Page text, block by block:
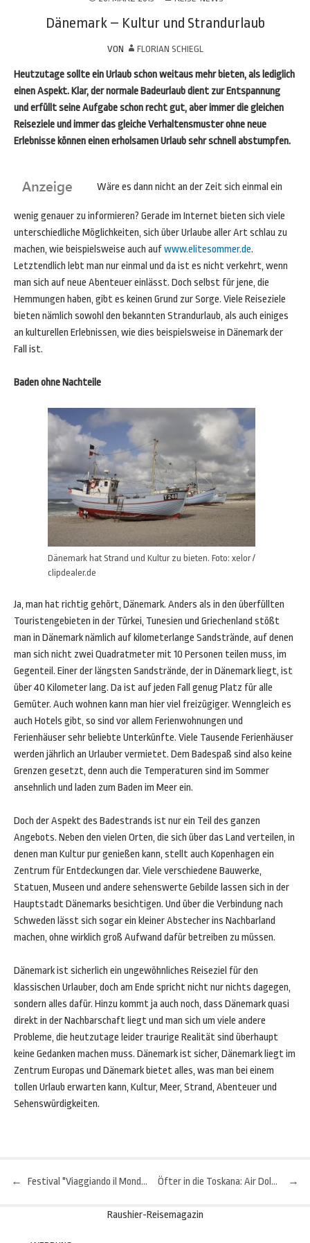
Dänemark – Kultur und Strandurlaub
VON FLORIAN SCHIEGL
Heutzutage sollte ein Urlaub schon weitaus mehr bieten, als lediglich
einen Aspekt. Klar, der normale Badeurlaub dient zur Entspannung
und erfüllt seine Aufgabe schon recht gut, aber immer die gleichen
Reiseziele und immer das gleiche Verhaltensmuster ohne neue
Erlebnisse können einen erholsamen Urlaub sehr schnell abstumpfen.
Wäre es dann nicht an der Zeit sich einmal ein
wenig genauer zu informieren? Gerade im Internet bieten sich viele
unterschiedliche Möglichkeiten, sich über Urlaube aller Art schlau zu
machen, wie beispielsweise auch aufwww.elitesommer.de.
Letztendlich lebt man nur einmal und da ist es nicht verkehrt, wenn
man sich auf neue Abenteuer einlässt. Doch selbst für jene, die
Hemmungen haben, gibt es keinen Grund zur Sorge. Viele Reiseziele
bieten nämlich sowohl den bekannten Strandurlaub, als auch einiges
an kulturellen Erlebnissen, wie dies beispielsweise in Dänemark der
Fall ist.
Baden ohne Nachteile
Dänemark hat Strand und Kultur zu bieten. Foto: xelor /
clipdealer.de
Ja, man hat richtig gehört, Dänemark. Anders als in den überfüllten
Touristengebieten in der Türkei, Tunesien und Griechenland stößt
man in Dänemark nämlich auf kilometerlange Sandstrände, auf denen
man sich nicht zwei Quadratmeter mit 10 Personen teilen muss, im
Gegenteil. Einer der längsten Sandstrände, der in Dänemark liegt, ist
über 40 Kilometer lang. Da ist auf jeden Fall genug Platz für alle
Gemüter. Auch wohnen kann man hier viel freizügiger. Wenngleich es
auch Hotels gibt, so sind vor allem Ferienwohnungen und
Ferienhäuser sehr beliebte Unterkünfte. Viele Tausende Ferienhäuser
werden jährlich an Urlauber vermietet. Dem Badespaß sind also keine
Grenzen gesetzt, denn auch die Temperaturen sind im Sommer
ansehnlich und laden zum Baden im Meer ein.
Doch der Aspekt des Badestrands ist nur ein Teil des ganzen
Angebots. Neben den vielen Orten, die sich über das Land verteilen, in
denen man Kultur pur genießen kann, stellt auch Kopenhagen ein
Zentrum für Entdeckungen dar. Viele verschiedene Bauwerke,
Statuen, Museen und andere sehenswerte Gebilde lassen sich in der
Hauptstadt Dänemarks besichtigen. Und über die Verbindung nach
Schweden lässt sich sogar ein kleiner Abstecher ins Nachbarland
machen, ohne wirklich groß Aufwand dafür betreiben zu müssen.
Dänemark ist sicherlich ein ungewöhnliches Reiseziel für den
klassischen Urlauber, doch am Ende spricht nicht nur nichts dagegen,
sondern alles dafür. Hinzu kommt ja auch noch, dass Dänemark quasi
direkt in der Nachbarschaft liegt und man sich um viele andere
Probleme, die heutzutage leider traurige Realität sind überhaupt
keine Gedanken machen muss. Dänemark ist sicher, Dänemark liegt im
Zentrum Europas und Dänemark bietet alles, was man bei einem
tollen Urlaub erwarten kann, Kultur, Meer, Strand, Abenteuer und
Sehenswürdigkeiten.
Beitragsnavigation
← Festival "Viaggiando il Mondo" in Genua →
Öfter in die Toskana: Air Dolomiti baut weiter aus
Raushier-Reisemagazin